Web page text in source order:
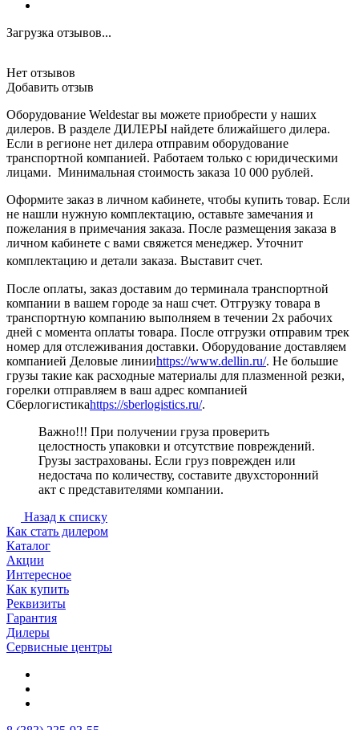
Загрузка отзывов...
Нет отзывов
Добавить отзыв
Оборудование Weldestar вы можете приобрести у наших
дилеров. В разделе ДИЛЕРЫ найдете ближайшего дилера.
Если в регионе нет дилера отправим оборудование
транспортной компанией. Работаем только с юридическими
лицами. Минимальная стоимость заказа 10 000 рублей.
Оформите заказ в личном кабинете, чтобы купить товар. Если
не нашли нужную комплектацию, оставьте замечания и
пожелания в примечания заказа. После размещения заказа в
личном кабинете с вами свяжется менеджер. Уточнит
комплектацию и детали заказа. Выставит счет.
После оплаты, заказ доставим до терминала транспортной
компании в вашем городе за наш счет. Отгрузку товара в
транспортную компанию выполняем в течении 2х рабочих
дней с момента оплаты товара. После отгрузки отправим трек
номер для отслеживания доставки. Оборудование доставляем
компанией Деловые линииhttps://www.dellin.ru/. Не большие
грузы такие как расходные материалы для плазменной резки,
горелки отправляем в ваш адрес компанией
Сберлогистикаhttps://sberlogistics.ru/.
Важно!!! При получении груза проверить
целостность упаковки и отсутствие повреждений.
Грузы застрахованы. Если груз поврежден или
недостача по количеству, составите двухсторонний
акт с представителями компании.
Назад к списку
Как стать дилером
Каталог
Акции
Интересное
Как купить
Реквизиты
Гарантия
Дилеры
Сервисные центры